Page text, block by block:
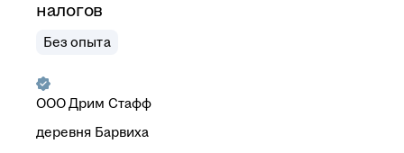
налогов
Без опыта
ОООДрим Стафф
деревня Барвиха